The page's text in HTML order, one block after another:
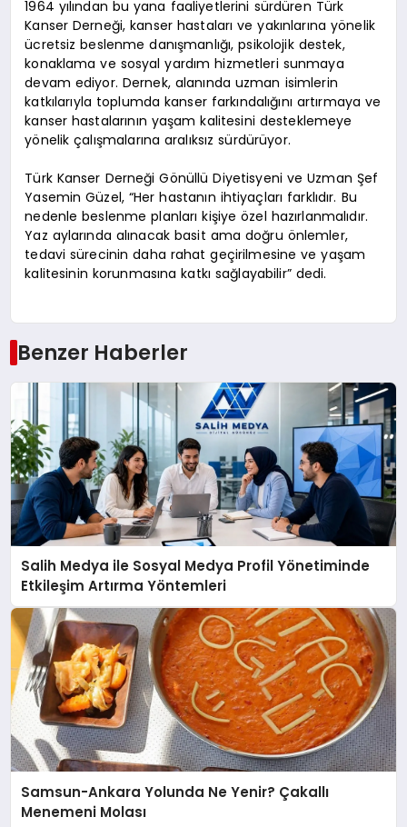
1964 yılından bu yana faaliyetlerini sürdüren Türk
Kanser Derneği, kanser hastaları ve yakınlarına yönelik
ücretsiz beslenme danışmanlığı, psikolojik destek,
konaklama ve sosyal yardım hizmetleri sunmaya
devam ediyor. Dernek, alanında uzman isimlerin
katkılarıyla toplumda kanser farkındalığını artırmaya ve
kanser hastalarının yaşam kalitesini desteklemeye
yönelik çalışmalarına aralıksız sürdürüyor.
Türk Kanser Derneği Gönüllü Diyetisyeni ve Uzman Şef
Yasemin Güzel, “Her hastanın ihtiyaçları farklıdır. Bu
nedenle beslenme planları kişiye özel hazırlanmalıdır.
Yaz aylarında alınacak basit ama doğru önlemler,
tedavi sürecinin daha rahat geçirilmesine ve yaşam
kalitesinin korunmasına katkı sağlayabilir” dedi.
Benzer Haberler
Salih Medya ile Sosyal Medya Profil Yönetiminde
Etkileşim Artırma Yöntemleri
Samsun-Ankara Yolunda Ne Yenir? Çakallı
Menemeni Molası